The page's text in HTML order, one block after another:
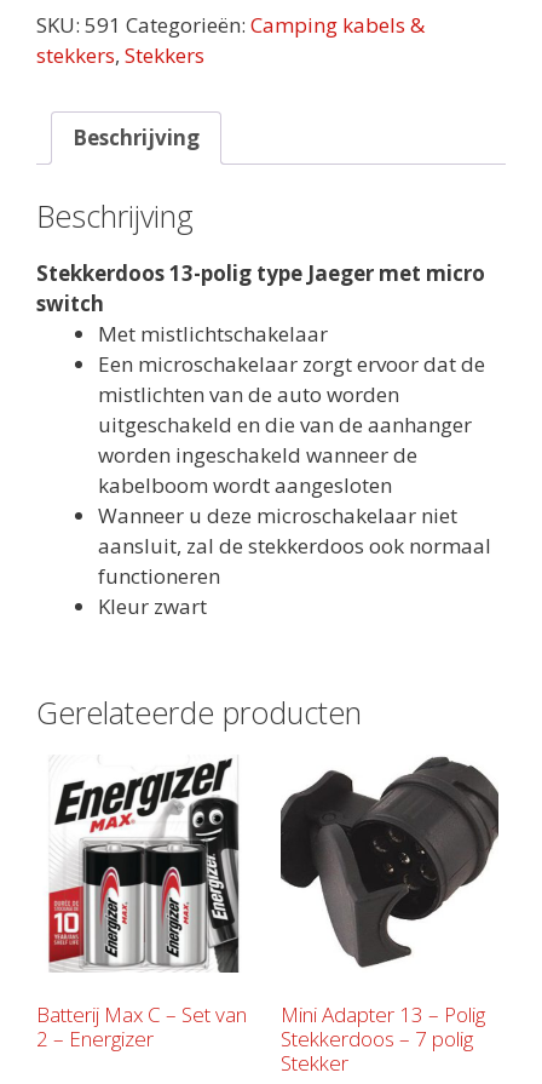
type
Jaeger
micro
switch
aantal
SKU: 591 Categorieën: Camping kabels &
stekkers, Stekkers
Beschrijving
Beschrijving
Stekkerdoos 13-polig type Jaeger met micro
switch
Met mistlichtschakelaar
Een microschakelaar zorgt ervoor dat de
mistlichten van de auto worden
uitgeschakeld en die van de aanhanger
worden ingeschakeld wanneer de
kabelboom wordt aangesloten
Wanneer u deze microschakelaar niet
aansluit, zal de stekkerdoos ook normaal
functioneren
Kleur zwart
Gerelateerde producten
Batterij Max C – Set van
2 – Energizer
Mini Adapter 13 – Polig
Stekkerdoos – 7 polig
Stekker